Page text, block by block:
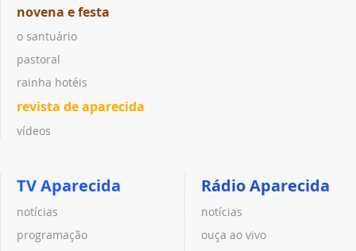
novena e festa
o santuário
pastoral
rainha hotéis
revista de aparecida
vídeos
TV Aparecida
notícias
programação
Rádio Aparecida
notícias
ouça ao vivo